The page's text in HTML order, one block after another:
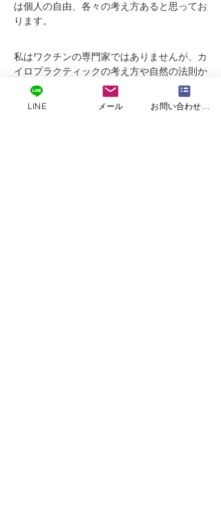
は個人の自由、各々の考え方あると思ってお
ります。
私はワクチンの専門家ではありませんが、カ
イロプラクティックの考え方や自然の法則か
ら言わせていただくと、免疫力を上げるのは
ワクチンではなく、
LINE メール